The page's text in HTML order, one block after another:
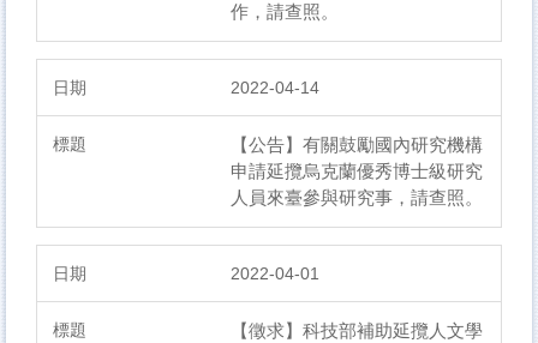
作，請查照。
2022-04-14
【公告】有關鼓勵國內研究機構
申請延攬烏克蘭優秀博士級研究
人員來臺參與研究事，請查照。
2022-04-01
【徵求】科技部補助延攬人文學